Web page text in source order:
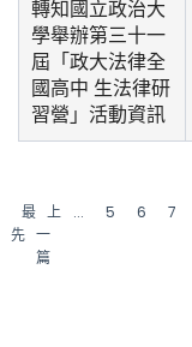
轉知國立政治大
學舉辦第三十一
屆「政大法律全
國高中 生法律研
習營」活動資訊
最
先
上
一
篇
... 5 6 7